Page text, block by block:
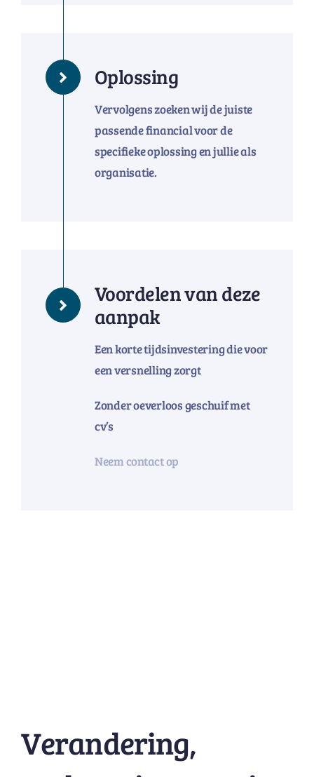
Oplossing
Vervolgens zoeken wij de juiste
passende financial voor de
specifieke oplossing en jullie als
organisatie.
Voordelen van deze
aanpak
Een korte tijdsinvestering die voor
een versnelling zorgt
Zonder oeverloos geschuif met
cv’s
Neem contact op
Verandering,